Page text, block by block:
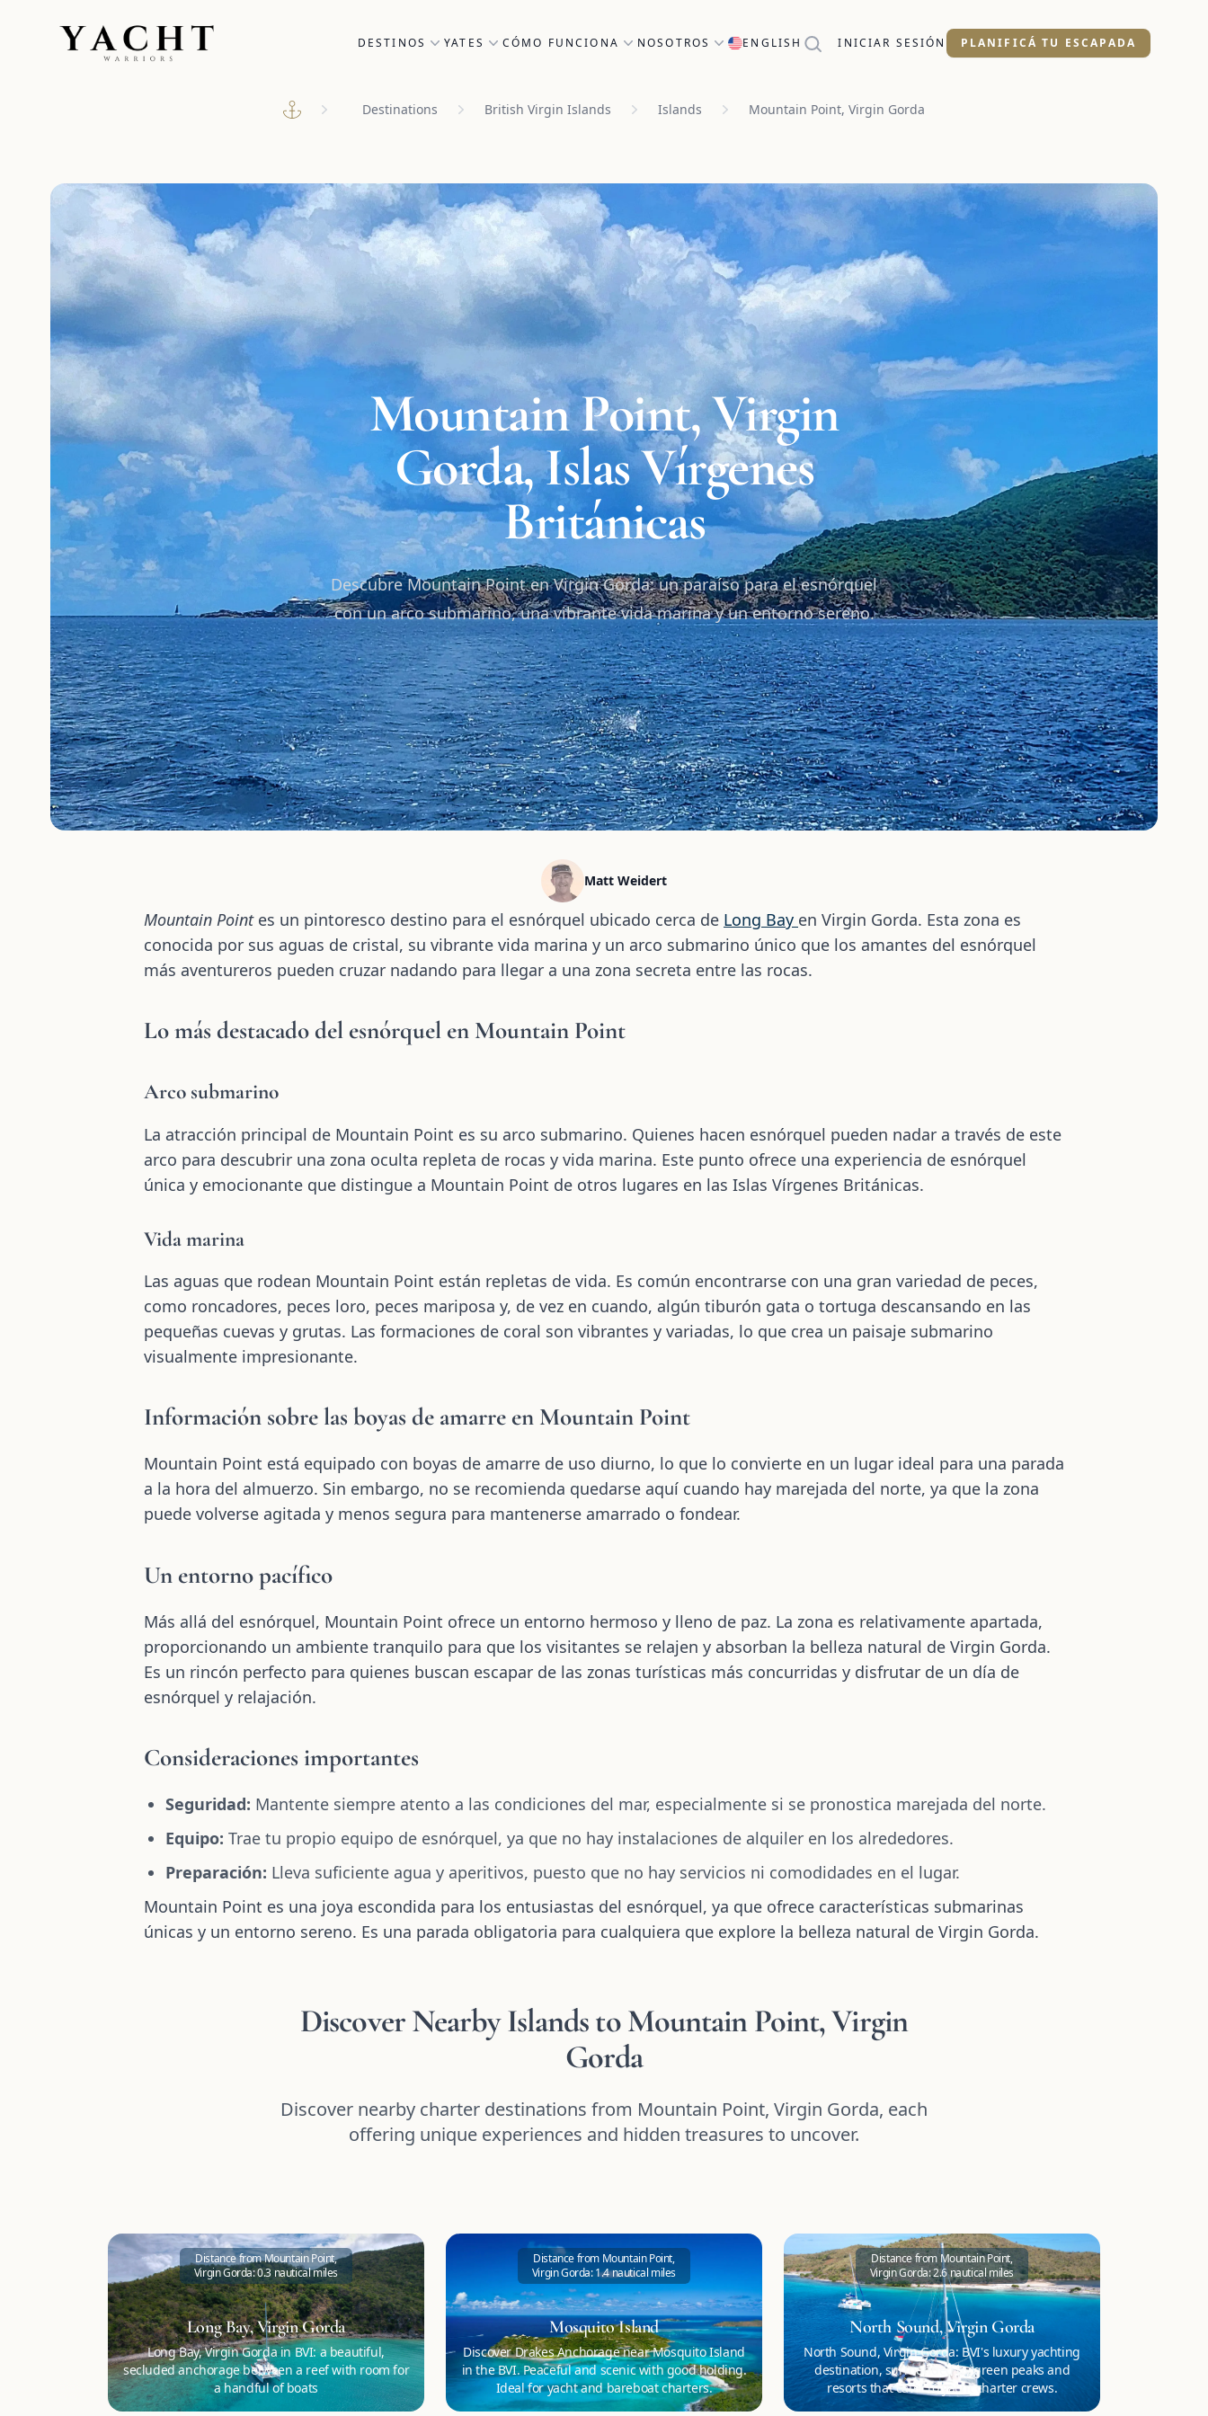
Yacht Warriors
DESTINOS YATES CÓMO FUNCIONA NOSOTROS ENGLISH INICIAR SESIÓN PLANIFICÁ TU ESCAPADA
Destinations British Virgin Islands Islands Mountain Point, Virgin Gorda
Mountain Point, Virgin
Gorda, Islas Vírgenes
Británicas
Descubre Mountain Point en Virgin Gorda: un paraíso para el esnórquel
con un arco submarino, una vibrante vida marina y un entorno sereno.
Matt Weidert
Mountain Pointes un pintoresco destino para el esnórquel ubicado cerca de Long Bay en Virgin Gorda. Esta zona es
conocida por sus aguas de cristal, su vibrante vida marina y un arco submarino único que los amantes del esnórquel
más aventureros pueden cruzar nadando para llegar a una zona secreta entre las rocas.
Lo más destacado del esnórquel en Mountain Point
Arco submarino
La atracción principal de Mountain Point es su arco submarino. Quienes hacen esnórquel pueden nadar a través de este
arco para descubrir una zona oculta repleta de rocas y vida marina. Este punto ofrece una experiencia de esnórquel
única y emocionante que distingue a Mountain Point de otros lugares en las Islas Vírgenes Británicas.
Vida marina
Las aguas que rodean Mountain Point están repletas de vida. Es común encontrarse con una gran variedad de peces,
como roncadores, peces loro, peces mariposa y, de vez en cuando, algún tiburón gata o tortuga descansando en las
pequeñas cuevas y grutas. Las formaciones de coral son vibrantes y variadas, lo que crea un paisaje submarino
visualmente impresionante.
Información sobre las boyas de amarre en Mountain Point
Mountain Point está equipado con boyas de amarre de uso diurno, lo que lo convierte en un lugar ideal para una parada
a la hora del almuerzo. Sin embargo, no se recomienda quedarse aquí cuando hay marejada del norte, ya que la zona
puede volverse agitada y menos segura para mantenerse amarrado o fondear.
Un entorno pacífico
Más allá del esnórquel, Mountain Point ofrece un entorno hermoso y lleno de paz. La zona es relativamente apartada,
proporcionando un ambiente tranquilo para que los visitantes se relajen y absorban la belleza natural de Virgin Gorda.
Es un rincón perfecto para quienes buscan escapar de las zonas turísticas más concurridas y disfrutar de un día de
esnórquel y relajación.
Consideraciones importantes
Seguridad: Mantente siempre atento a las condiciones del mar, especialmente si se pronostica marejada del norte.
Equipo: Trae tu propio equipo de esnórquel, ya que no hay instalaciones de alquiler en los alrededores.
Preparación: Lleva suficiente agua y aperitivos, puesto que no hay servicios ni comodidades en el lugar.
Mountain Point es una joya escondida para los entusiastas del esnórquel, ya que ofrece características submarinas
únicas y un entorno sereno. Es una parada obligatoria para cualquiera que explore la belleza natural de Virgin Gorda.
Discover Nearby Islands to Mountain Point, Virgin
Gorda
Discover nearby charter destinations from Mountain Point, Virgin Gorda, each
offering unique experiences and hidden treasures to uncover.
Distance from Mountain Point,
Virgin Gorda: 0.3 nautical miles
Long Bay, Virgin Gorda
Long Bay, Virgin Gorda in BVI: a beautiful,
secluded anchorage between a reef with room for
a handful of boats
Distance from Mountain Point,
Virgin Gorda: 1.4 nautical miles
Mosquito Island
Discover Drakes Anchorage near Mosquito Island
in the BVI. Peaceful and scenic with good holding.
Ideal for yacht and bareboat charters.
Distance from Mountain Point,
Virgin Gorda: 2.6 nautical miles
North Sound, Virgin Gorda
North Sound, Virgin Gorda: BVI's luxury yachting
destination, surrounded by green peaks and
resorts that cater to yacht charter crews.